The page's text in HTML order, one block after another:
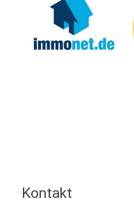
Kontakt